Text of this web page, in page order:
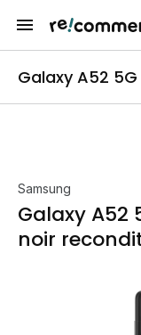
Galaxy A52 5G
Samsung
Galaxy A52
noir